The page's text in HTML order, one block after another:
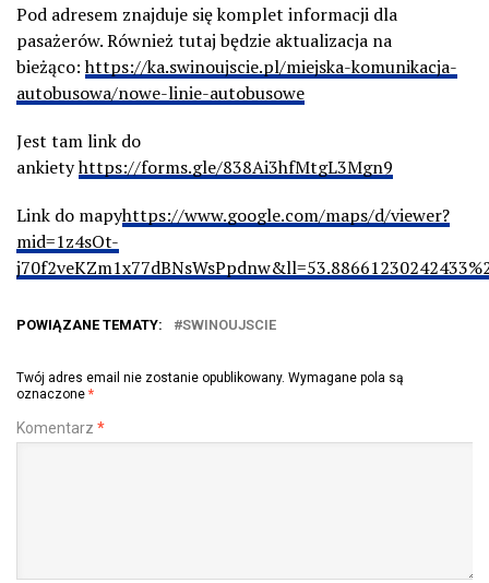
Pod adresem znajduje się komplet informacji dla
pasażerów. Również tutaj będzie aktualizacja na
bieżąco:https://ka.swinoujscie.pl/miejska-komunikacja-
autobusowa/nowe-linie-autobusowe
Jest tam link do
ankietyhttps://forms.gle/838Ai3hfMtgL3Mgn9
Link do mapyhttps://www.google.com/maps/d/viewer?
mid=1z4sOt-
POWIĄZANE TEMATY: SWINOUJSCIE
Twój adres email nie zostanie opublikowany. Wymagane pola są
oznaczone *
Komentarz *